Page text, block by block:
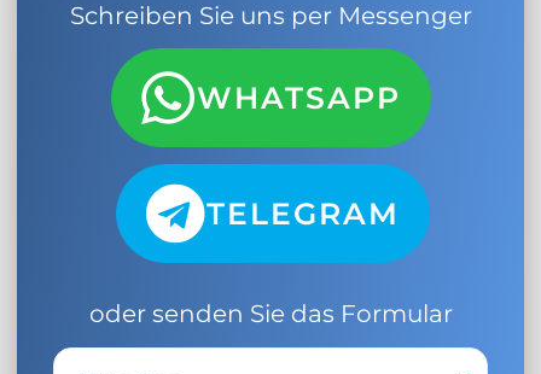
Schreiben Sie uns per Messenger
WHATSAPP
TELEGRAM
oder senden Sie das Formular